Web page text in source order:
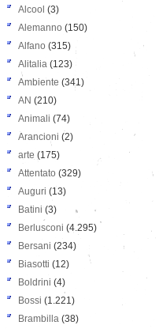
Alcool (3)
Alemanno (150)
Alfano (315)
Alitalia (123)
Ambiente (341)
AN (210)
Animali (74)
Arancioni (2)
arte (175)
Attentato (329)
Auguri (13)
Batini (3)
Berlusconi (4.295)
Bersani (234)
Biasotti (12)
Boldrini (4)
Bossi (1.221)
Brambilla (38)